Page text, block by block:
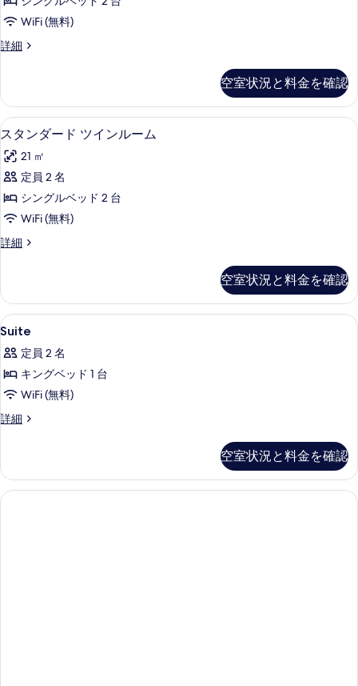
を
表
示
る
ッ
ド
の
す
べ
て
の
写
真
を
示
す
る
ー
ン
ッ
の
詳
細
ー
ツ
ン
ル
ー
ム
(extra
bed
possibility)
の
て
の
写
真
を
表
示
WiFi (無料)
詳細
ス
ー
ド
ツ
ン
ル
ム
(extra
possibility)
空室状況と料金を確認
ス
タ
ン
ダ
ー
ツ
ン
ル
ー
ム
の
す
べ
写
真
スタンダード ツインルーム | ミニバ
6
スタンダード ツインルーム
21 ㎡
定員 2 名
シングルベッド 2 台
WiFi (無料)
詳細
ス
ー
ド
ツ
ン
ル
ム
の
詳
空室状況と料金を確認
Suite
の
す
べ
て
の
真
を
バスルーム | シャワー、環境にやさ
2
Suite
定員 2 名
キングベッド 1 台
WiFi (無料)
詳細
Suite
空室状況と料金を確認